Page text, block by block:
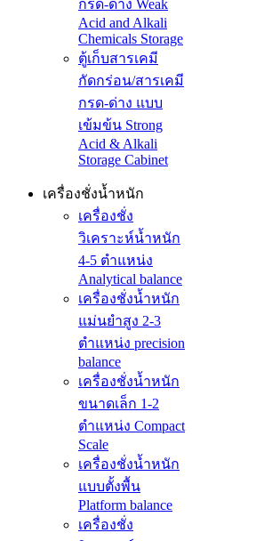
กรด-ด่าง Weak
Acid and Alkali
Chemicals Storage
ตู้เก็บสารเคมี
กัดกร่อน/สารเคมี
กรด-ด่าง แบบ
เข้มข้น Strong
Acid & Alkali
Storage Cabinet
เครื่องชั่งน้ำหนัก
เครื่องชั่ง
วิเคราะห์น้ำหนัก
4-5 ตำแหน่ง
Analytical balance
เครื่องชั่งน้ำหนัก
แม่นยำสูง 2-3
ตำแหน่ง precision
balance
เครื่องชั่งน้ำหนัก
ขนาดเล็ก 1-2
ตำแหน่ง Compact
Scale
เครื่องชั่งน้ำหนัก
แบบตั้งพื้น
Platform balance
เครื่องชั่ง